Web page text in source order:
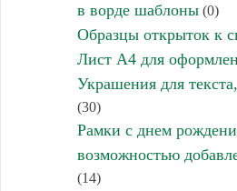
в ворде шаблоны(0)
Образцы открыток к
Лист А4 для
Украшения для
(30)
Рамки с днем
возможностью
(14)